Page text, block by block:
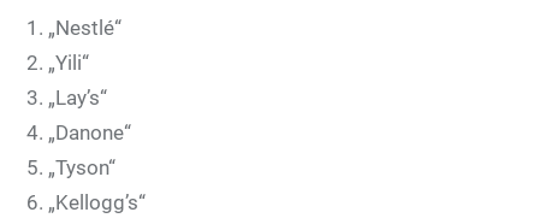
„Nestlé“
„Yili“
„Lay’s“
„Danone“
„Tyson“
„Kellogg’s“